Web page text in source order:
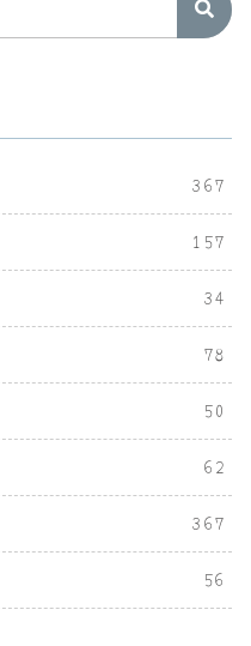
367
157
34
78
50
62
367
56